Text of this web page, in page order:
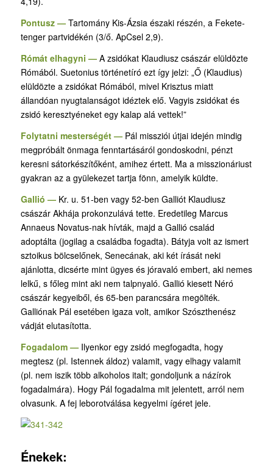
Pontusz — Tartomány Kis-Ázsia északi részén, a Fekete-
tenger partvidékén (3/ő. ApCsel 2,9).
Rómát elhagyni — A zsidókat Klaudiusz császár elüldözte
Rómából. Suetonius történetíró ezt így jelzi: „Ő (Klaudius)
elüldözte a zsidókat Rómából, mivel Krisztus miatt
állandóan nyugtalanságot idéztek elő. Vagyis zsidókat és
zsidó keresztyéneket egy kalap alá vettek!”
Folytatni mesterségét — Pál missziói útjai idején mindig
megpróbált önmaga fenntartásáról gondoskodni, pénzt
keresni sátorkészítőként, amihez értett. Ma a misszionáriust
gyakran az a gyülekezet tartja fönn, amelyik küldte.
Gallió — Kr. u. 51-ben vagy 52-ben Galliót Klaudiusz
császár Akhája prokonzulává tette. Eredetileg Marcus
Annaeus Novatus-nak hívták, majd a Gallió család
adoptálta (jogilag a családba fogadta). Bátyja volt az ismert
sztoikus bölcselőnek, Senecának, aki két írását neki
ajánlotta, dicsérte mint ügyes és jóravaló embert, aki nemes
lelkű, s főleg mint aki nem talpnyaló. Gallió kiesett Néró
császár kegyeiből, és 65-ben parancsára megölték.
Galliónak Pál esetében igaza volt, amikor Szószthenész
vádját elutasította.
Fogadalom — Ilyenkor egy zsidó megfogadta, hogy
megtesz (pl. Istennek áldoz) valamit, vagy elhagy valamit
(pl. nem iszik több alkoholos italt; gondoljunk a názírok
fogadalmára). Hogy Pál fogadalma mit jelentett, arról nem
olvasunk. A fej leborotválása kegyelmi ígéret jele.
Énekek: